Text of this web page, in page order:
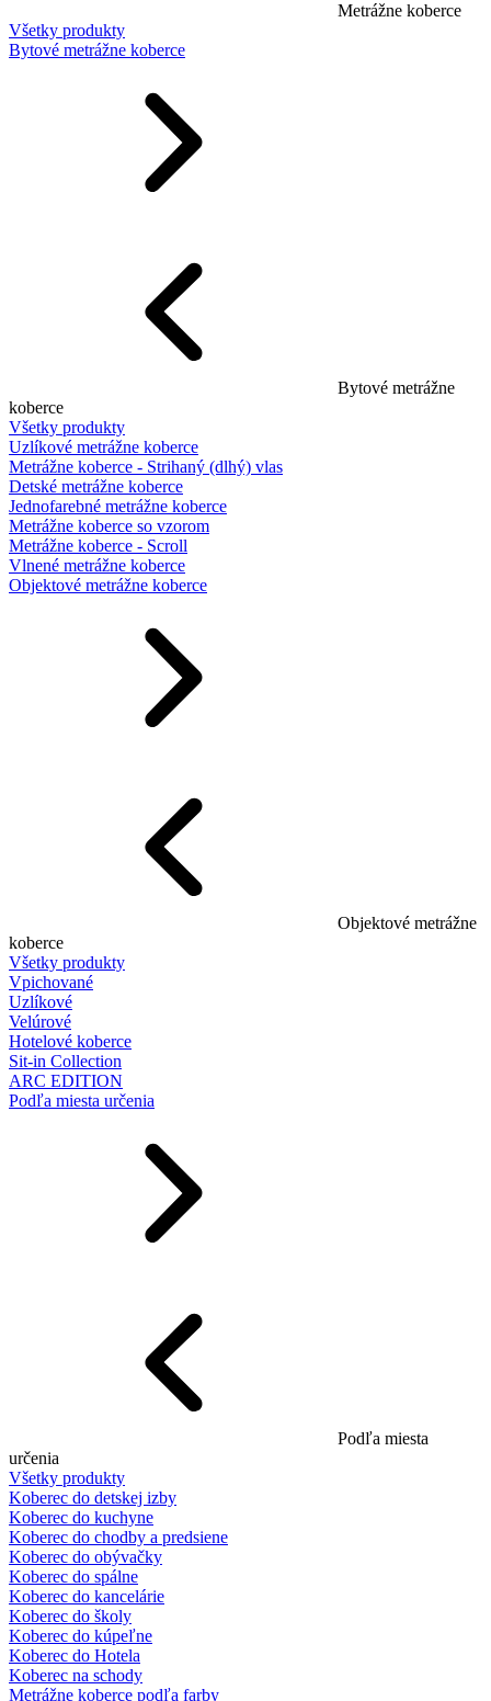
Metrážne koberce
Všetky produkty
Bytové metrážne koberce
Bytové metrážne
koberce
Všetky produkty
Uzlíkové metrážne koberce
Metrážne koberce - Strihaný (dlhý) vlas
Detské metrážne koberce
Jednofarebné metrážne koberce
Metrážne koberce so vzorom
Metrážne koberce - Scroll
Vlnené metrážne koberce
Objektové metrážne koberce
Objektové metrážne
koberce
Všetky produkty
Vpichované
Uzlíkové
Velúrové
Hotelové koberce
Sit-in Collection
ARC EDITION
Podľa miesta určenia
Podľa miesta
určenia
Všetky produkty
Koberec do detskej izby
Koberec do kuchyne
Koberec do chodby a predsiene
Koberec do obývačky
Koberec do spálne
Koberec do kancelárie
Koberec do školy
Koberec do kúpeľne
Koberec do Hotela
Koberec na schody
Metrážne koberce podľa farby